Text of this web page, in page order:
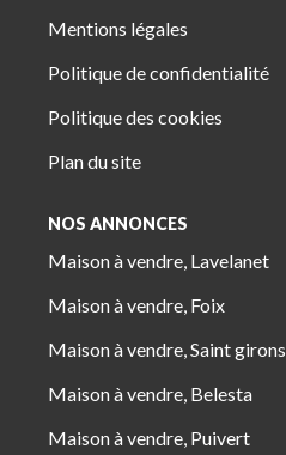
Mentions légales
Politique de confidentialité
Politique des cookies
Plan du site
NOS ANNONCES
Maison à vendre, Lavelanet
Maison à vendre, Foix
Maison à vendre, Saint girons
Maison à vendre, Belesta
Maison à vendre, Puivert